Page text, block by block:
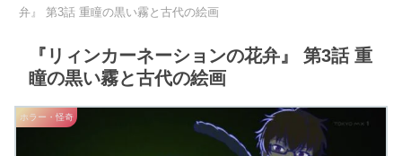
弁』 第3話 重瞳の黒い霧と古代の絵画
『リィンカーネーションの花弁』 第3話 重
瞳の黒い霧と古代の絵画
ホラー・怪奇